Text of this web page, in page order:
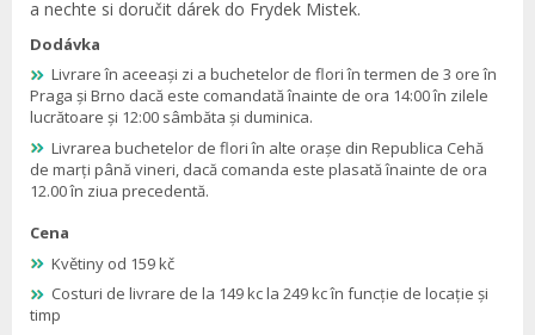
a nechte si doručit dárek do Frydek Mistek.
Dodávka
Livrare în aceeași zi a buchetelor de flori în termen de 3 ore în
Praga și Brno dacă este comandată înainte de ora 14:00 în zilele
lucrătoare și 12:00 sâmbăta și duminica.
Livrarea buchetelor de flori în alte orașe din Republica Cehă
de marți până vineri, dacă comanda este plasată înainte de ora
12.00 în ziua precedentă.
Cena
Květiny od 159 kč
Costuri de livrare de la 149 kc la 249 kc în funcție de locație și
timp